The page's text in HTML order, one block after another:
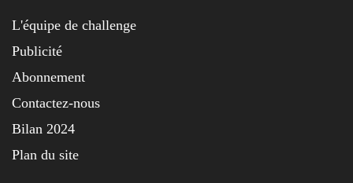
L'équipe de challenge
Publicité
Abonnement
Contactez-nous
Bilan 2024
Plan du site